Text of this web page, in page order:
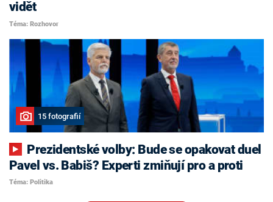
vidět
Téma: Rozhovor
15 fotografií
Pavel vs. Babiš? Experti zmiňují pro a proti
Téma: Politika